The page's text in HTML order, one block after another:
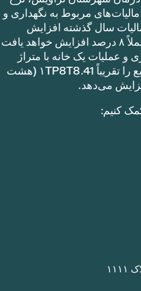
مربوط به نگهداری و
سال گذشته افزایش
می‌دهد. این نرخ مالیات عملاً ۸ درصد افزایش خواهد یافت
و عملیات یک خانه با متراژ
۱TP8T100,000 متر مربع را تقریباً ۱TP8T8.41 (هشت
می‌دهد.
کنیم: